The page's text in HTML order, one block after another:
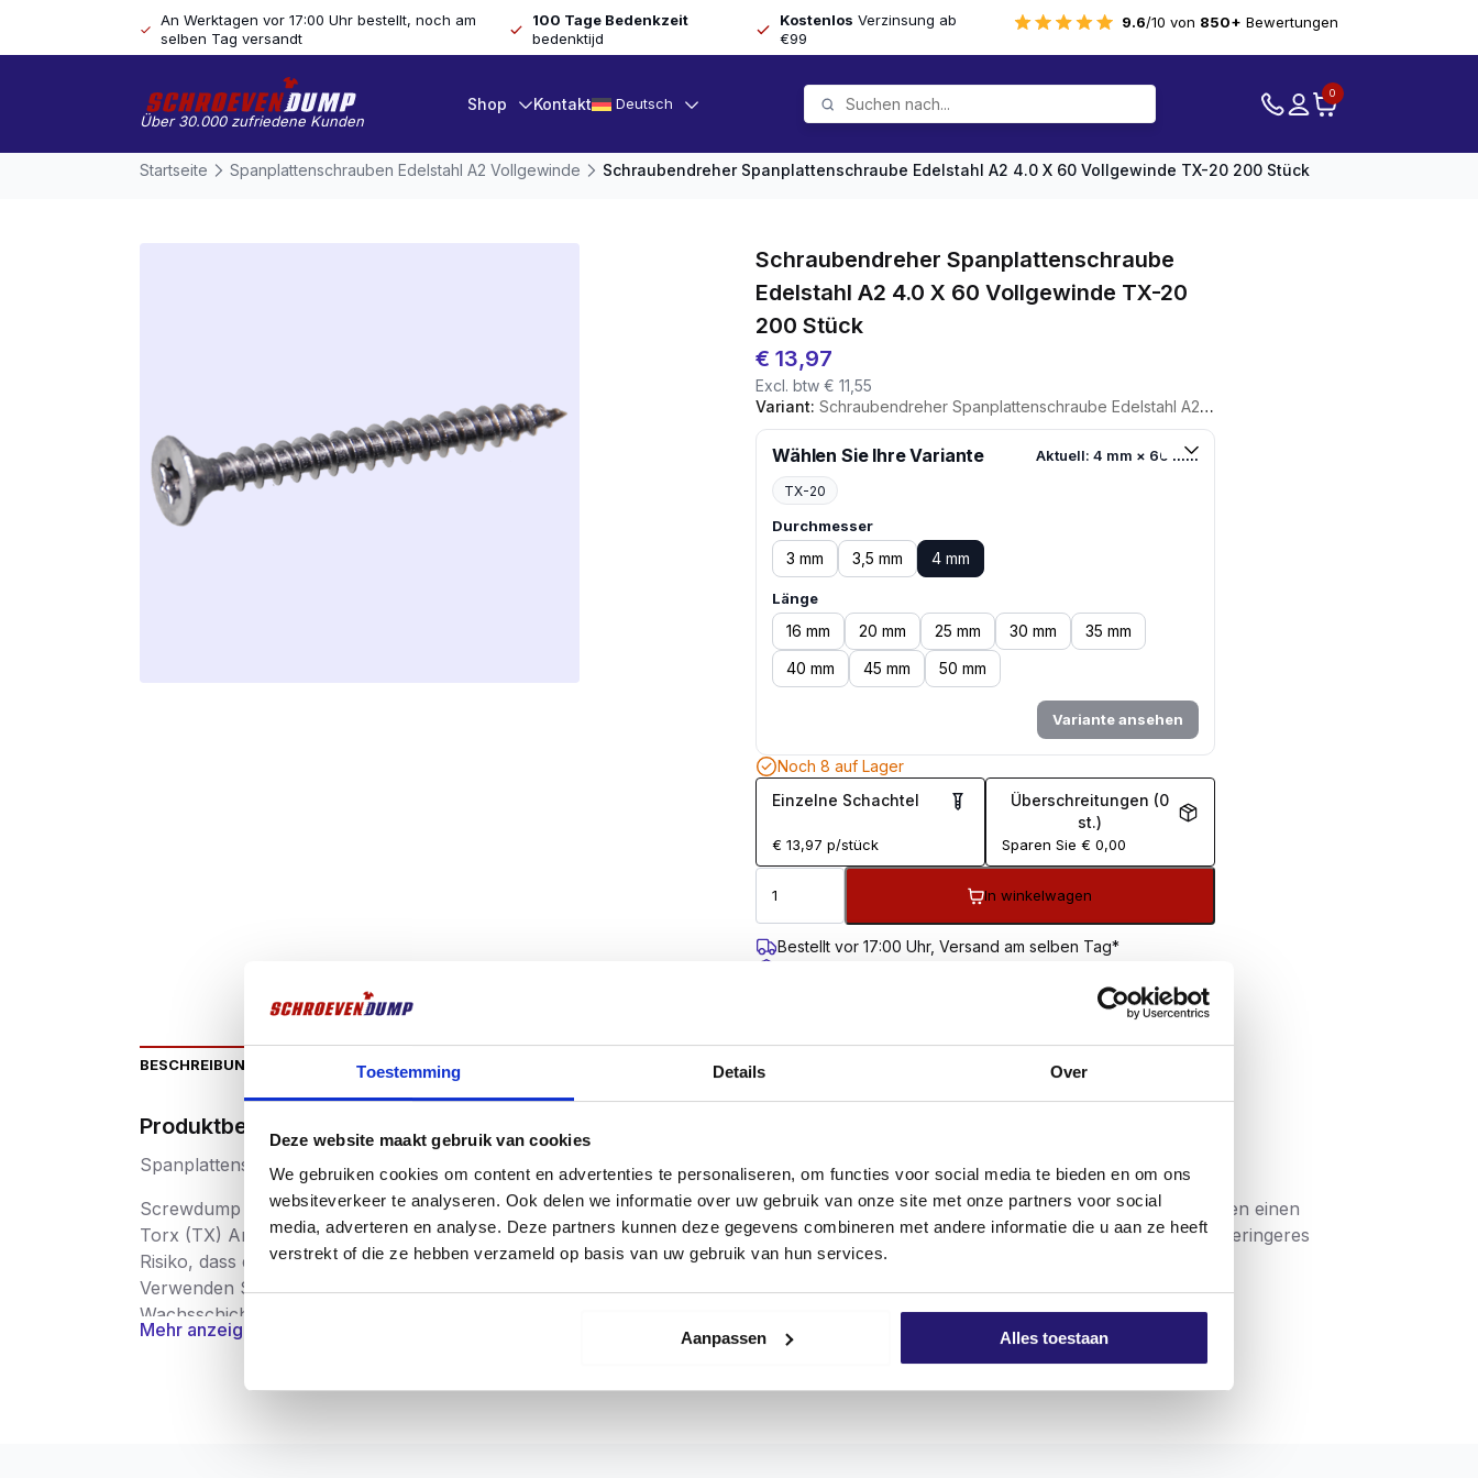
Toestemming Details Over
Deze website maakt gebruik van cookies
We gebruiken cookies om content en advertenties te personaliseren, om functies voor social media te bieden en om ons
websiteverkeer te analyseren. Ook delen we informatie over uw gebruik van onze site met onze partners voor social
media, adverteren en analyse. Deze partners kunnen deze gegevens combineren met andere informatie die u aan ze heeft
verstrekt of die ze hebben verzameld op basis van uw gebruik van hun services.
Aanpassen Alles toestaan
An Werktagen vor 17:00 Uhr bestellt, noch am
selben Tag versandt
100 Tage Bedenkzeit
bedenktijd
Kostenlos Verzinsung ab
€99
9.6/10 von 850+ Bewertungen
Über 30.000 zufriedene Kunden
Shop Kontakt Deutsch
0
Startseite Spanplattenschrauben Edelstahl A2 Vollgewinde Schraubendreher Spanplattenschraube Edelstahl A2 4.0 X 60 Vollgewinde TX-20 200 Stück
Schraubendreher Spanplattenschraube
Edelstahl A2 4.0 X 60 Vollgewinde TX-20
200 Stück
€ 13,97
Excl. btw € 11,55
Variant: Schraubendreher Spanplattenschraube Edelstahl A2 4.0 X 60 Vollgewinde TX-20 200 Stück
Wählen Sie Ihre Variante Aktuell: 4 mm × 60 mm
TX-20
Durchmesser
3 mm 3,5 mm 4 mm
Länge
16 mm 20 mm 25 mm 30 mm
35 mm
40 mm
45 mm 50 mm
Variante ansehen
Noch 8 auf Lager
Einzelne Schachtel
€ 13,97 p/stück
Überschreitungen (0
st.)
Sparen Sie € 0,00
In winkelwagen
Bestellt vor 17:00 Uhr, Versand am selben Tag*
BESCHREIBUNG ZUSÄTZLICHE INFORMATIONEN
Produktbeschriftung
Spanplattenschrauben aus Edelstahl
Screwdump Spanplattenschrauben Edelstahl A2 können sowohl im Innen- als auch im Außenbereich verwendet werden und haben einen
Torx (TX) Antrieb. Die Vorteile des Torx-Antriebs sind eine bessere Kraftübertragung zwischen Werkzeug und Schraube und ein geringeres
Risiko, dass das Werkzeug aus der Schraube herausspringt. Das erleichtert die Montage.
Verwenden Sie vorzugsweise Screwdump-Bits für eine optimale Verbindung. Screwdump-Schrauben sind mit einer unsichtbaren
Wachsschicht versehen, die als Schmiermittel dient und das Eindrehen erleichtert. Die Schraube hat einen doppelten Flachkopf.
Vorbohrenwird für die Verwendung in Hartholz/Douglas empfohlen!
Spanplattenschrauben werden in einer sehr breiten Palette von Anwendungen eingesetzt und garantieren eine problemlose Verarbeitung. Die
Mehr anzeigen